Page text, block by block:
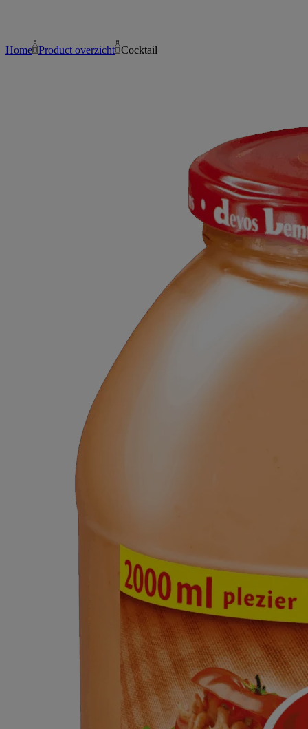
Home Product overzicht Cocktail